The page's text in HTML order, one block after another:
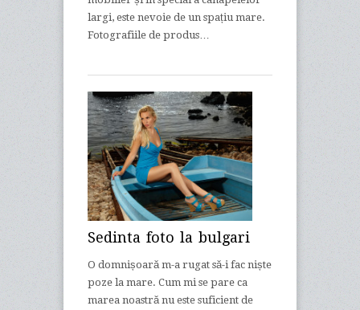
largi, este nevoie de un spațiu mare.
Fotografiile de produs…
Sedinta foto la bulgari
O domnișoară m-a rugat să-i fac niște
poze la mare. Cum mi se pare ca
marea noastră nu este suficient de